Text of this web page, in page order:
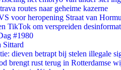
routes naar geheime kazerne
voor heropening Straat van
TikTok om verspreiden
#1980
Sittard
dieven betrapt bij stelen illegale
brengt rust terug in Rotterdamse